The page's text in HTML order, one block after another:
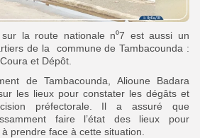
la route nationale n⁰7 est aussi un
de la commune de Tambacounda :
et Dépôt.
de Tambacounda, Alioune Badara
les lieux pour constater les dégâts et
préfectorale. Il a assuré que
faire l’état des lieux pour
prendre face à cette situation.